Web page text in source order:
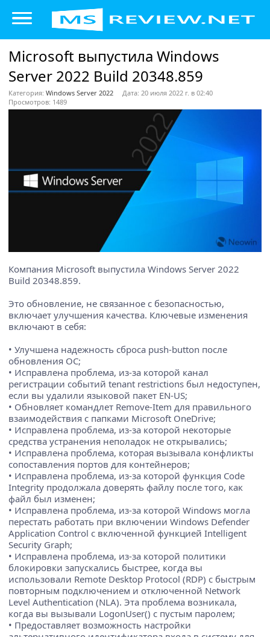
Microsoft выпустила Windows
Server 2022 Build 20348.859
Категория: Windows Server 2022
Дата: 20 июля 2022 г. в 02:40
Просмотров: 1489
Компания Microsoft выпустила Windows Server 2022
Build 20348.859.
Это обновление, не связанное с безопасностью,
включает улучшения качества. Ключевые изменения
включают в себя:
• Улучшена надежность сброса push-button после
обновления ОС;
• Исправлена проблема, из-за которой канал
регистрации событий tenant restrictions был недоступен,
если вы удалили языковой пакет EN-US;
• Обновляет командлет Remove-Item для правильного
взаимодействия с папками Microsoft OneDrive;
• Исправлена проблема, из-за которой некоторые
средства устранения неполадок не открывались;
• Исправлена проблема, которая вызывала конфликты
сопоставления портов для контейнеров;
• Исправлена проблема, из-за которой функция Code
Integrity продолжала доверять файлу после того, как
файл был изменен;
• Исправлена проблема, из-за которой Windows могла
перестать работать при включении Windows Defender
Application Control с включенной функцией Intelligent
Security Graph;
• Исправлена проблема, из-за которой политики
блокировки запускались быстрее, когда вы
использовали Remote Desktop Protocol (RDP) с быстрым
повторным подключением и отключенной Network
Level Authentication (NLA). Эта проблема возникала,
когда вы вызывали LogonUser() с пустым паролем;
• Предоставляет возможность настройки